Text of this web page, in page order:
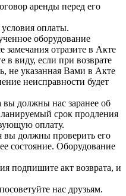
аренды перед его
оплаты.
оборудование
замечания отразите в Акте
в виду, если при возврате
не указанная Вами в Акте
неисправности будет
должны нас заранее об
срок продления
оплату.
вы должны проверить его
состояние. Оборудование
подпишите акт возврата, и
нас друзьям.